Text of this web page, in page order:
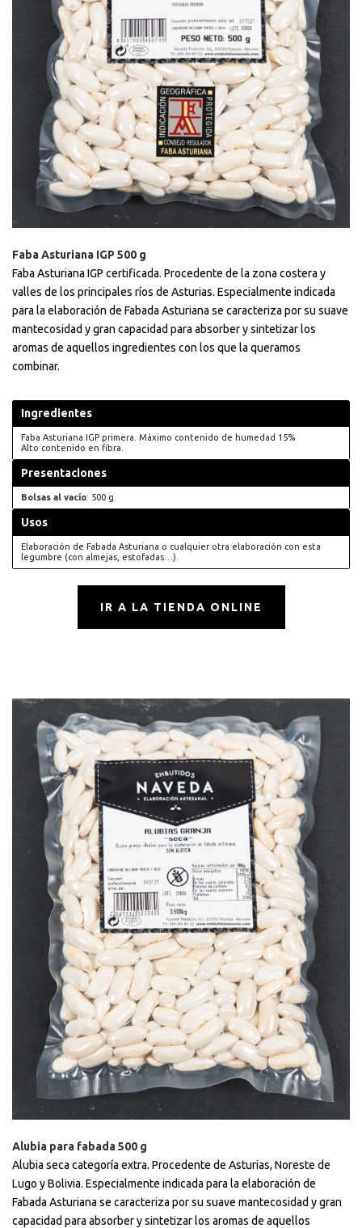
Faba Asturiana IGP 500 g
Faba Asturiana IGP certificada. Procedente de la zona costera y
valles de los principales ríos de Asturias. Especialmente indicada
para la elaboración de Fabada Asturiana se caracteriza por su suave
mantecosidad y gran capacidad para absorber y sintetizar los
aromas de aquellos ingredientes con los que la queramos
combinar.
Ingredientes
Faba Asturiana IGP primera. Máximo contenido de humedad 15%
Alto contenido en fibra.
Presentaciones
Bolsas al vacío: 500 g
Usos
Elaboración de Fabada Asturiana o cualquier otra elaboración con esta
legumbre (con almejas, estofadas…).
IR A LA TIENDA ONLINE
Alubia para fabada 500 g
Alubia seca categoría extra. Procedente de Asturias, Noreste de
Lugo y Bolivia. Especialmente indicada para la elaboración de
Fabada Asturiana se caracteriza por su suave mantecosidad y gran
capacidad para absorber y sintetizar los aromas de aquellos